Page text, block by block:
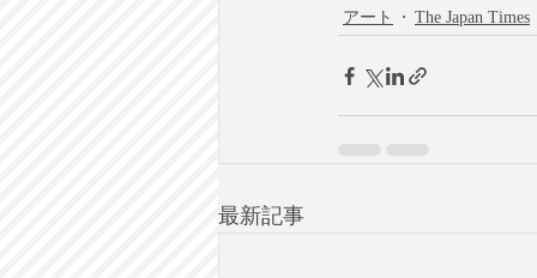
アート The Japan Times
最新記事